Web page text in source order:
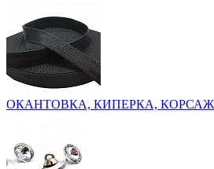
ОКАНТОВКА, КИПЕРКА,